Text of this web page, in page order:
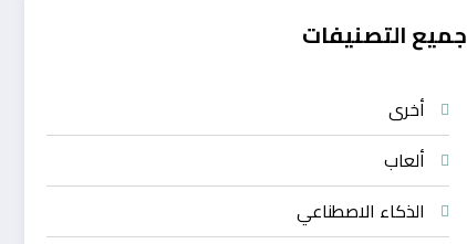
جميع التصنيفات
أخرى
ألعاب
الذكاء الاصطناعي